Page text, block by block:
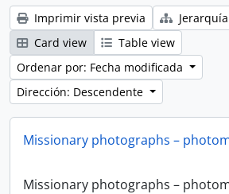
Imprimir vista previa
Jerarquía
Card view
Table view
Ordenar por: Fecha modificada
Dirección: Descendente
Missionary photographs –
Missionary photographs –